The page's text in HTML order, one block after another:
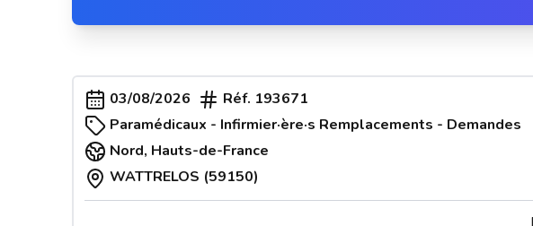
03/08/2026 Réf. 193671
Paramédicaux - Infirmier·ère·s Remplacements - Demandes
Nord, Hauts-de-France
WATTRELOS (59150)